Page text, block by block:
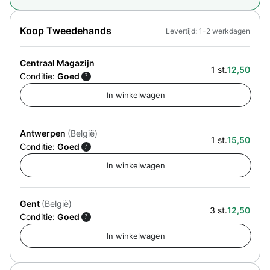
Koop Tweedehands
Centraal Magazijn
Conditie: Goed ?
1 st.12,50
Antwerpen (België)
Conditie: Goed ?
1 st.15,50
Gent (België)
Conditie: Goed ?
3 st.12,50
Levertijd: 1-2 werkdagen